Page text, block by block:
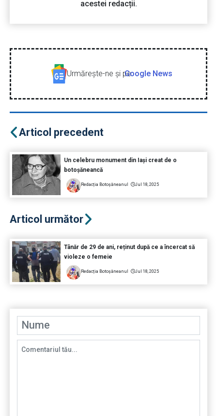
acestei redacții.
Urmăreşte-ne şi peGoogle News
Articol precedent
Un celebru monument din Iași creat de o
botoșăneancă
Redacția Botoșăneanul Jul 18, 2025
Articol următor
Tânăr de 29 de ani, reținut după ce a încercat să
violeze o femeie
Redacția Botoșăneanul Jul 18, 2025